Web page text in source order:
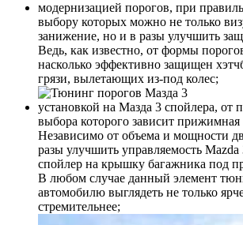
модернизацией порогов, при
выбору которых можно не только
занижение, но и в разы улучшить
Ведь, как известно, от формы
насколько эффективно защищен
грязи, вылетающих из-под колес;
установкой на Мазда 3 спойлера, от
выбора которого зависит прижимная
Независимо от объема и мощности
разы улучшить управляемость Mazda
спойлер на крышку багажника под
В любом случае данный элемент
автомобилю выглядеть не только
стремительнее;